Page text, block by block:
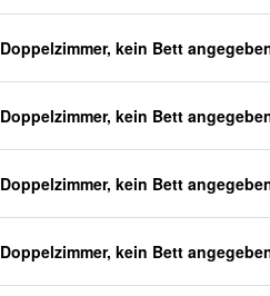
Doppelzimmer, kein Bett
Doppelzimmer, kein Bett
Doppelzimmer, kein Bett
Doppelzimmer, kein Bett